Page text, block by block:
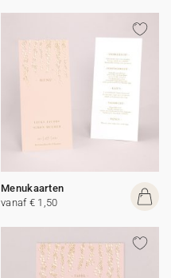
Menukaarten
vanaf € 1,50